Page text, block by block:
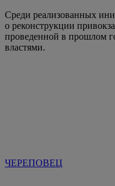
Среди реализованных
о реконструкции
проведенной в прошлом
властями.
ЧЕРЕПОВЕЦ